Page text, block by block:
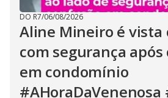
DO R7/06/08/2026
Aline Mineiro é vista
com segurança
em condomínio